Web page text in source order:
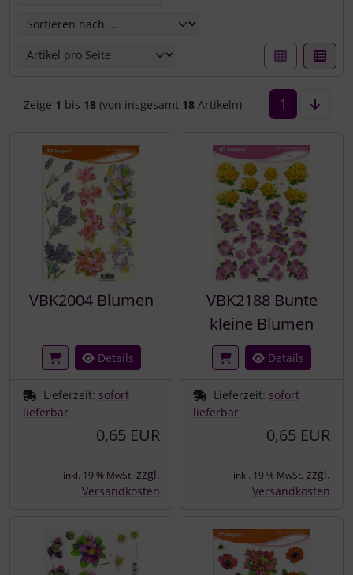
Zeige 1 bis 18(von insgesamt 18Artikeln) 1
VBK2004 Blumen
Details
Lieferzeit: sofort
lieferbar
0,65 EUR
inkl. 19 % MwSt. zzgl.
Versandkosten
VBK2188 Bunte
kleine Blumen
Details
Lieferzeit: sofort
lieferbar
0,65 EUR
inkl. 19 % MwSt. zzgl.
Versandkosten